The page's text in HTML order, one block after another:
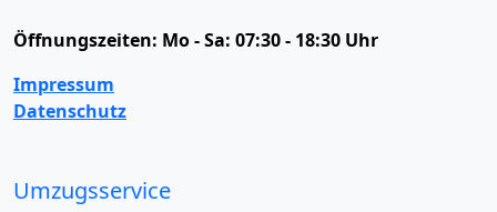
Öffnungszeiten: Mo - Sa: 07:30 - 18:30 Uhr
Impressum
Datenschutz
Umzugsservice